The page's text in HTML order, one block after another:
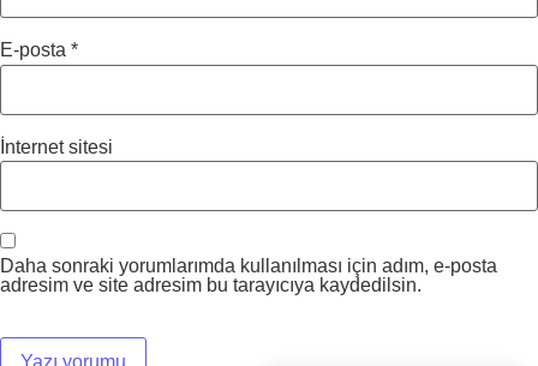
E-posta *
İnternet sitesi
Daha sonraki yorumlarımda kullanılması için adım, e-posta
adresim ve site adresim bu tarayıcıya kaydedilsin.